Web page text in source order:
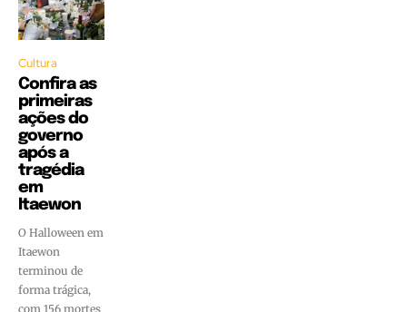
Cultura
Confira as
primeiras
ações do
governo
após a
tragédia
em
Itaewon
O Halloween em
Itaewon
terminou de
forma trágica,
com 156 mortes